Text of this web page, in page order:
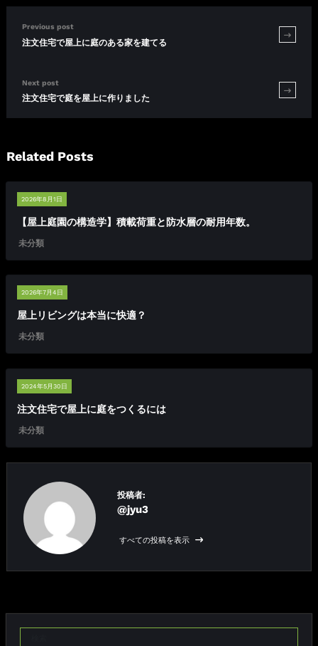
Previous post
注文住宅で屋上に庭のある家を建てる
Next post
注文住宅で庭を屋上に作りました
Related Posts
2026年8月1日
【屋上庭園の構造学】積載荷重と防水層の耐用年数。
未分類
2026年7月4日
屋上リビングは本当に快適？
未分類
2024年5月30日
注文住宅で屋上に庭をつくるには
未分類
投稿者:
@jyu3
すべての投稿を表示